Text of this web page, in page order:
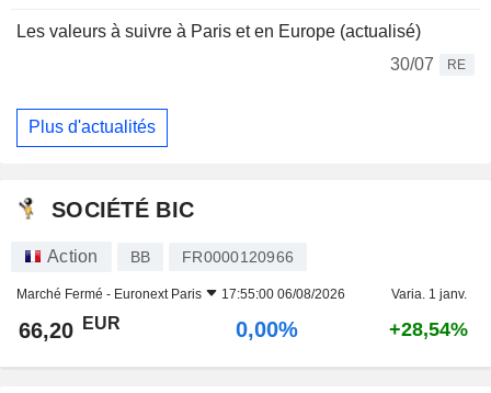
Les valeurs à suivre à Paris et en Europe (actualisé)
30/07
RE
Plus d'actualités
SOCIÉTÉ BIC
Action BB FR0000120966
Marché Fermé - Euronext Paris 17:55:00 06/08/2026 Varia. 1 janv.
66,20 EUR 0,00% +28,54%